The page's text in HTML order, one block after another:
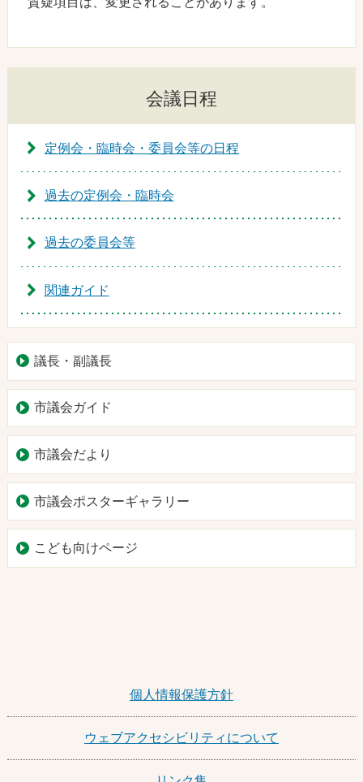
会議日程
定例会・臨時会・委員会等の日程
過去の定例会・臨時会
過去の委員会等
関連ガイド
議長・副議長
市議会ガイド
市議会だより
市議会ポスターギャラリー
こども向けページ
個人情報保護方針
ウェブアクセシビリティについて